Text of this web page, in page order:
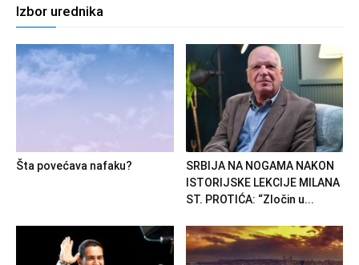
Izbor urednika
Šta povećava nafaku?
SRBIJA NA NOGAMA NAKON
ISTORIJSKE LEKCIJE MILANA
ST. PROTIĆA: “Zločin u...